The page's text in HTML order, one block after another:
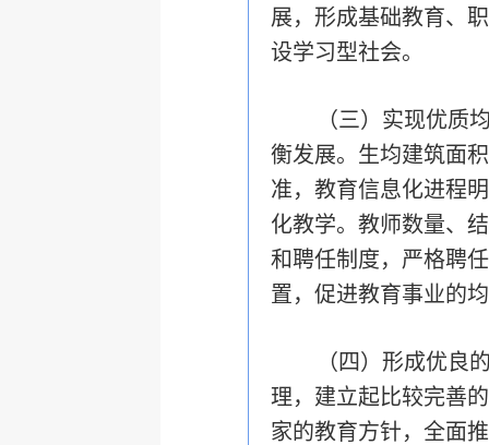
展，形成基础教育、
设学习型社会。
（三）实现优质
衡发展。生均建筑面
准，教育信息化进程
化教学。教师数量、
和聘任制度，严格聘
置，促进教育事业的
（四）形成优良
理，建立起比较完善
家的教育方针，全面